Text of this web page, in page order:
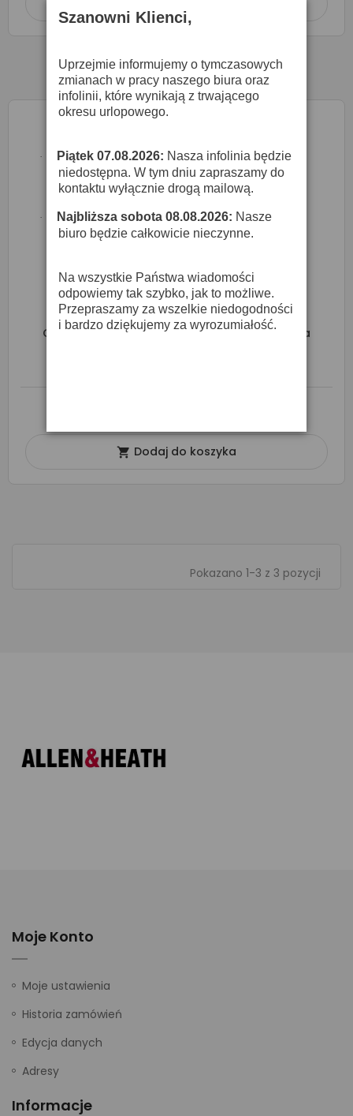
Challenge CH C440 BLUBST - Gitara Klasyczna
 Dodaj do koszyka
Pokazano 1-3 z 3 pozycji
Moje Konto
Moje ustawienia
Historia zamówień
Edycja danych
Adresy
Informacje
Szanowni Klienci,
Uprzejmie informujemy o tymczasowych
zmianach w pracy naszego biura oraz
infolinii, które wynikają z trwającego
okresu urlopowego.
· Piątek 07.08.2026: Nasza infolinia będzie
niedostępna. W tym dniu zapraszamy do
kontaktu wyłącznie drogą mailową.
· Najbliższa sobota 08.08.2026: Nasze
biuro będzie całkowicie nieczynne.
Na wszystkie Państwa wiadomości
odpowiemy tak szybko, jak to możliwe.
Przepraszamy za wszelkie niedogodności
i bardzo dziękujemy za wyrozumiałość.